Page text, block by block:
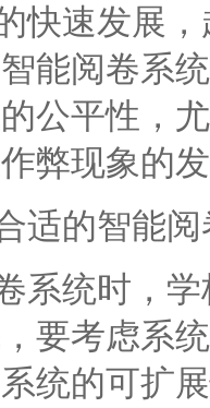
速发展，
能阅卷系
公平性，
弊现象的
的智能阅
统时，学
要考虑系
统的可扩